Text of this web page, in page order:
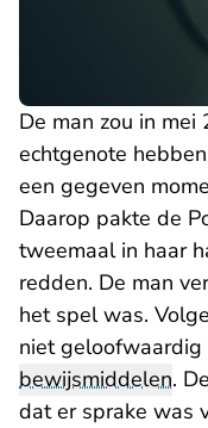
De man zou in
echtgenote
een gegeven
Daarop pakte de
tweemaal in haar
redden. De man
het spel was.
niet
bewijsmiddelen.
dat er sprake was